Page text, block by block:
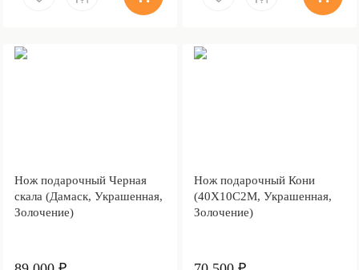
Нож подарочный Черная
скала (Дамаск, Украшенная,
Золочение)
Нож подарочный Кони
(40Х10С2М, Украшенная,
Золочение)